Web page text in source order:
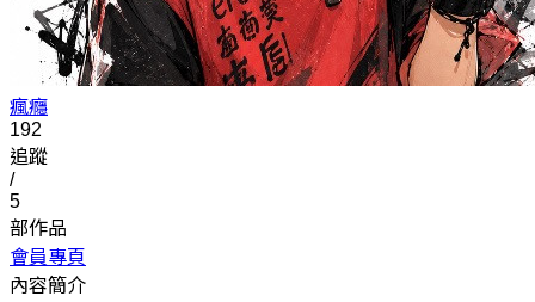
瘋癮
192
追蹤
/
5
部作品
會員專頁
內容簡介